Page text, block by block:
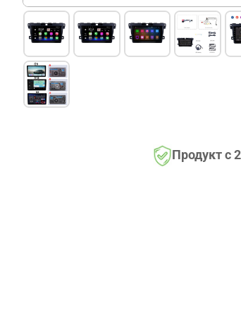
Продукт с